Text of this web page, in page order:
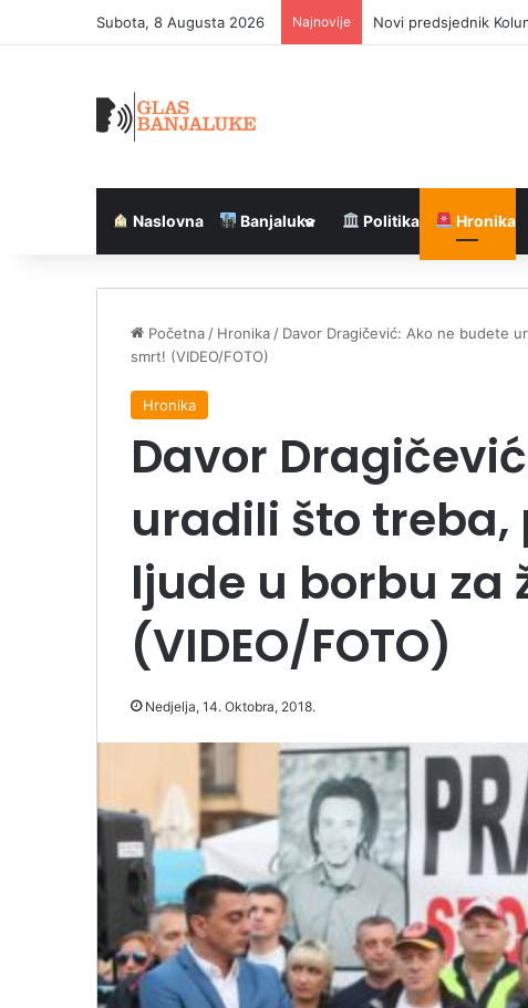
Subota, 8 Augusta 2026 Najnovije Novi predsjednik
Naslovna Banjaluka Politika Hronika
Početna / Hronika / Davor Dragičević: Ako ne budete
smrt! (VIDEO/FOTO)
Hronika
Davor
uradili što treba,
ljude u borbu za
(VIDEO/FOTO)
Nedjelja, 14. Oktobra, 2018.